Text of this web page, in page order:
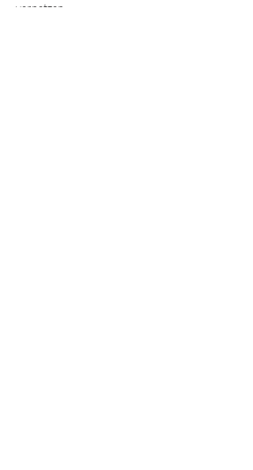
vernetzen…